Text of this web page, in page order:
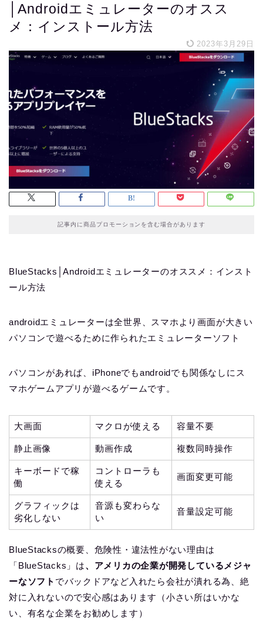
│Androidエミュレーターのオスス
メ：インストール方法
2023年3月29日
記事内に商品プロモーションを含む場合があります
BlueStacks│Androidエミュレーターのオススメ：インスト
ール方法
androidエミュレーターは全世界、スマホより画面が大きい
パソコンで遊べるために作られたエミュレーターソフト
パソコンがあれば、iPhoneでもandroidでも関係なしにス
マホゲームアプリが遊べるゲームです。
大画面 マクロが使える 容量不要
静止画像 動画作成 複数同時操作
キーボードで稼
働
コントローラも
使える
画面変更可能
グラフィックは
劣化しない
音源も変わらな
い
音量設定可能
BlueStacksの概要、危険性・違法性がない理由は
「BlueStacks」は、アメリカの企業が開発しているメジャ
ーなソフト でバックドアなど入れたら会社が潰れる為、絶
対に入れないので安心感はあります（小さい所はいかな
い、有名な企業をお勧めします）